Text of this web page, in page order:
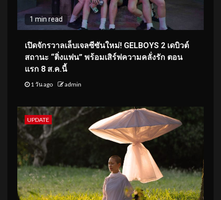
1 min read
เปิดจักรวาลเล็บเจลซีซันใหม่! GELBOYS 2 เดบิวต์
สถานะ “ติ่งแฟน” พร้อมเสิร์ฟความคลั่งรัก ตอน
แรก 8 ส.ค.นี้
1 วัน ago admin
UPDATE